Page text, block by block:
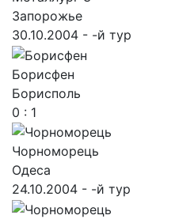
Запорожье
30.10.2004 - -й тур
Борисфен
Борисполь
0 : 1
Чорноморець
Одеса
24.10.2004 - -й тур